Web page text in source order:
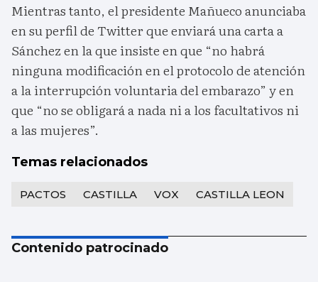
Mientras tanto, el presidente Mañueco anunciaba
en su perfil de Twitter que enviará una carta a
Sánchez en la que insiste en que “no habrá
ninguna modificación en el protocolo de atención
a la interrupción voluntaria del embarazo” y en
que “no se obligará a nada ni a los facultativos ni
a las mujeres”.
Temas relacionados
PACTOS CASTILLA VOX CASTILLA LEON
Contenido patrocinado